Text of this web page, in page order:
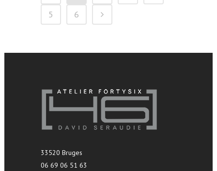
5
6
33520 Bruges
06 69 06 51 63